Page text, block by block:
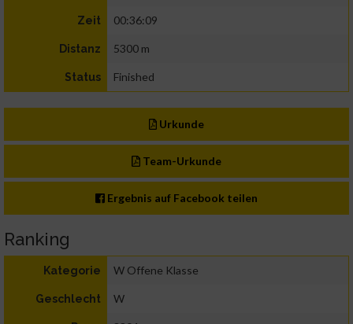
Zeit 00:36:09
Distanz 5300 m
Status Finished
Urkunde
Team-Urkunde
Ergebnis auf Facebook teilen
Ranking
Kategorie W Offene Klasse
Geschlecht W